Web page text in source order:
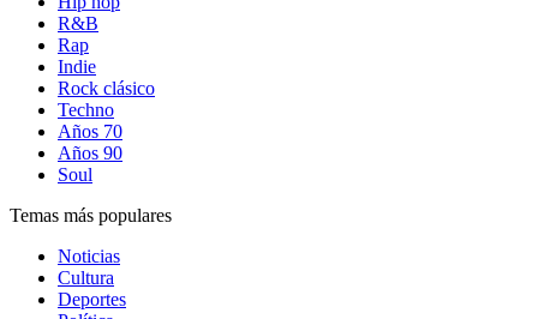
R&B
Rap
Indie
Rock clásico
Techno
Años 70
Años 90
Soul
Temas más populares
Noticias
Cultura
Deportes